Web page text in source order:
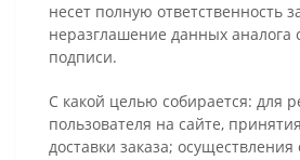
несет полную ответственность
неразглашение данных аналога
подписи.
С какой целью собирается: для
пользователя на сайте,
доставки заказа; осуществления